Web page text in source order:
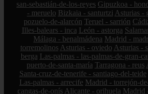
san-sebastián-de-los-reyes Gipuzkoa -
- meruelo Bizkaia - santurtzi Asturias -
pozuelo-de-alarcón Teruel - sarrión
Illes-balears - inca León - astorga
Málaga - benalmádena Madrid -
torremolinos Asturias - oviedo Asturias -
berga Las-palmas - las-palmas-de-gran-
puerto-de-santa-maría Tarragona - reus
Santa-cruz-de-tenerife - santiago-del-teide
Las-palmas - arrecife Madrid - torrejón-
cangas-de-onís Alicante - orihuela Madrid